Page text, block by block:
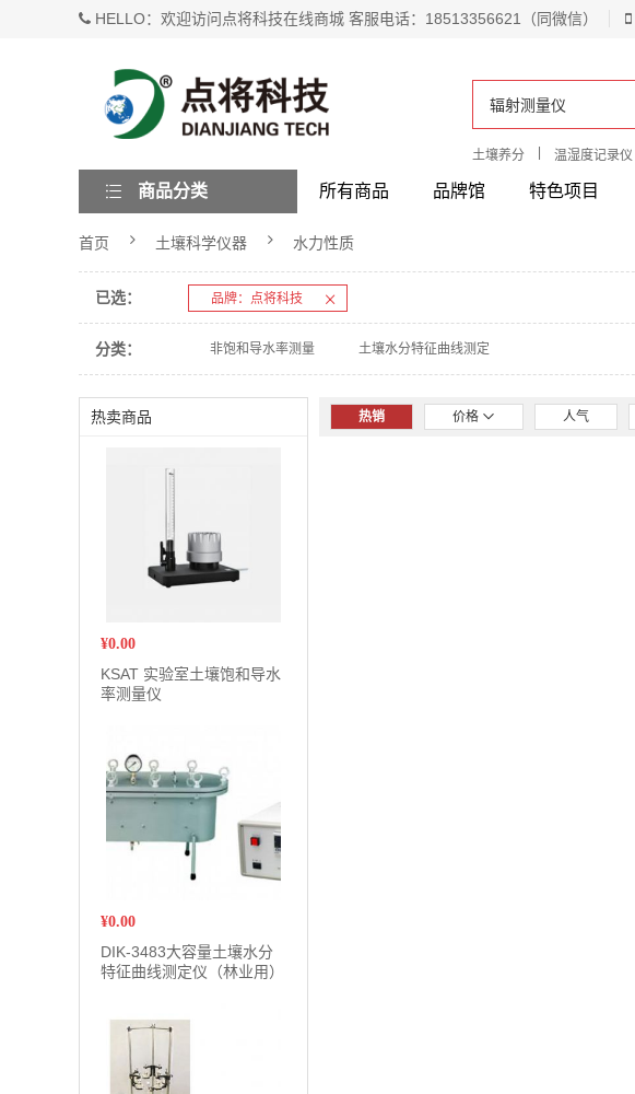
HELLO：欢迎访问点将科技在线商城 客服电话：18513356621（同微信）
土壤养分 温湿度记录仪
所有商品 品牌馆 特色项目
商品分类
首页 土壤科学仪器 水力性质
已选： 品牌：点将科技
分类： 非饱和导水率测量 土壤水分特征曲线测定
热卖商品
¥0.00
KSAT 实验室土壤饱和导水
率测量仪
¥0.00
DIK-3483大容量土壤水分
特征曲线测定仪（林业用）
热销 价格 人气